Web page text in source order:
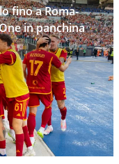
fino a Roma-
in panchina